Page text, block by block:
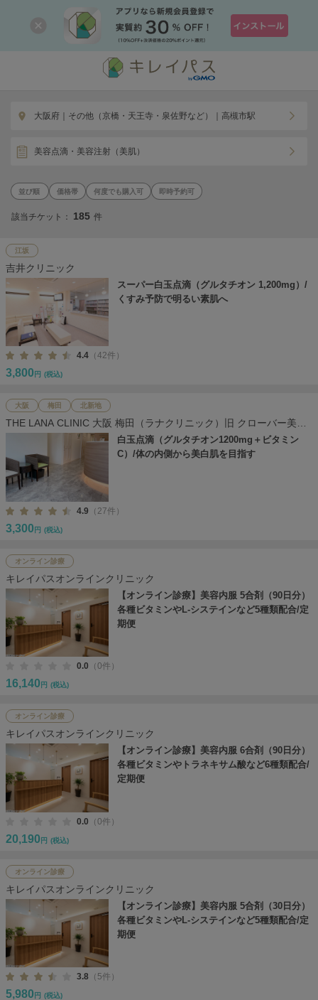
大阪府｜その他（京橋・天王寺・泉佐野など）｜高槻市駅
美容点滴・美容注射（美肌）
価格帯 何度でも購入可 即時予約可
該当チケット： 185 件
江坂
吉井クリニック
スーパー白玉点滴（グルタチオン 1,200mg）/
くすみ予防で明るい素肌へ
4.4 （42件）
3,800 円 (税込)
大阪 梅田 北新地
THE LANA CLINIC 大阪 梅田（ラナクリニック）旧 クローバー美容
クリニック
白玉点滴（グルタチオン1200mg＋ビタミン
C）/体の内側から美白肌を目指す
4.9 （27件）
3,300 円 (税込)
オンライン診療
キレイパスオンラインクリニック
【オンライン診療】美容内服 5合剤（90日分）
各種ビタミンやL-システインなど5種類配合/定
期便
0.0 （0件）
16,140 円 (税込)
オンライン診療
キレイパスオンラインクリニック
【オンライン診療】美容内服 6合剤（90日分）
各種ビタミンやトラネキサム酸など6種類配合/
定期便
0.0 （0件）
20,190 円 (税込)
オンライン診療
キレイパスオンラインクリニック
【オンライン診療】美容内服 5合剤（30日分）
各種ビタミンやL-システインなど5種類配合/定
期便
3.8 （5件）
5,980 円 (税込)